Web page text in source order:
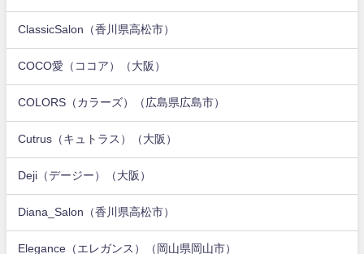
ClassicSalon（香川県高松市）
COCO愛（ココア）（大阪）
COLORS（カラーズ）（広島県広島市）
Cutrus（キュトラス）（大阪）
Deji（デージー）（大阪）
Diana_Salon（香川県高松市）
Elegance（エレガンス）（岡山県岡山市）